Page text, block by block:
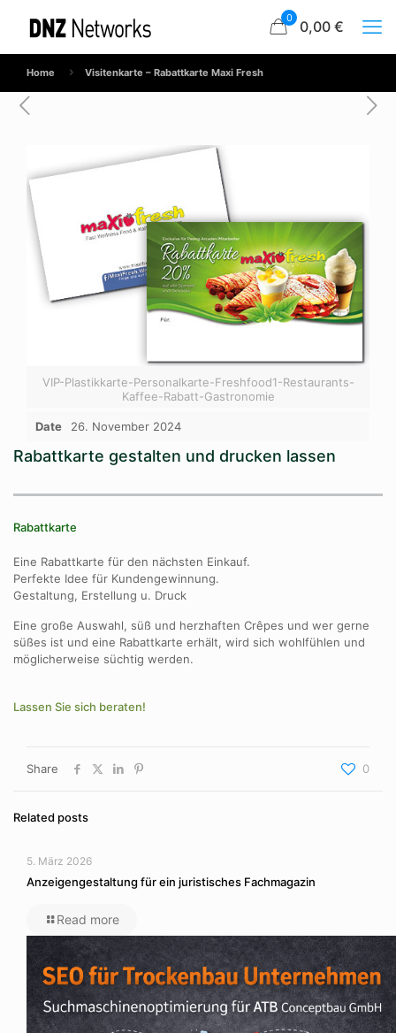
0 0,00 €
Home Visitenkarte – Rabattkarte Maxi Fresh
VIP-Plastikkarte-Personalkarte-Freshfood1-Restaurants-
Kaffee-Rabatt-Gastronomie
Date 26. November 2024
Rabattkarte gestalten und drucken lassen
Rabattkarte
Eine Rabattkarte für den nächsten Einkauf.
Perfekte Idee für Kundengewinnung.
Gestaltung, Erstellung u. Druck
Eine große Auswahl, süß und herzhaften Crêpes und wer gerne
süßes ist und eine Rabattkarte erhält, wird sich wohlfühlen und
möglicherweise süchtig werden.
Lassen Sie sich beraten!
Share 0
Related posts
5. März 2026
Anzeigengestaltung für ein juristisches Fachmagazin
Read more